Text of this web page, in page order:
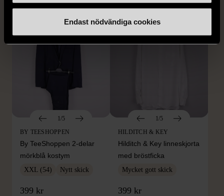
Endast nödvändiga cookies
259 kr 279 kr
1/5
BY TEESHOPPEN
By TeeShoppen 2-delar
mörkblå kostym
XXL (54) Nytt skick
399 kr
1/5
HILDITCH & KEY
Hilditch & Key linneskjorta
med bröstficka
Mycket gott skick
399 kr